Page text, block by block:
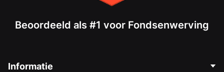
Beoordeeld als #1 voor Fondsenwerving
Informatie